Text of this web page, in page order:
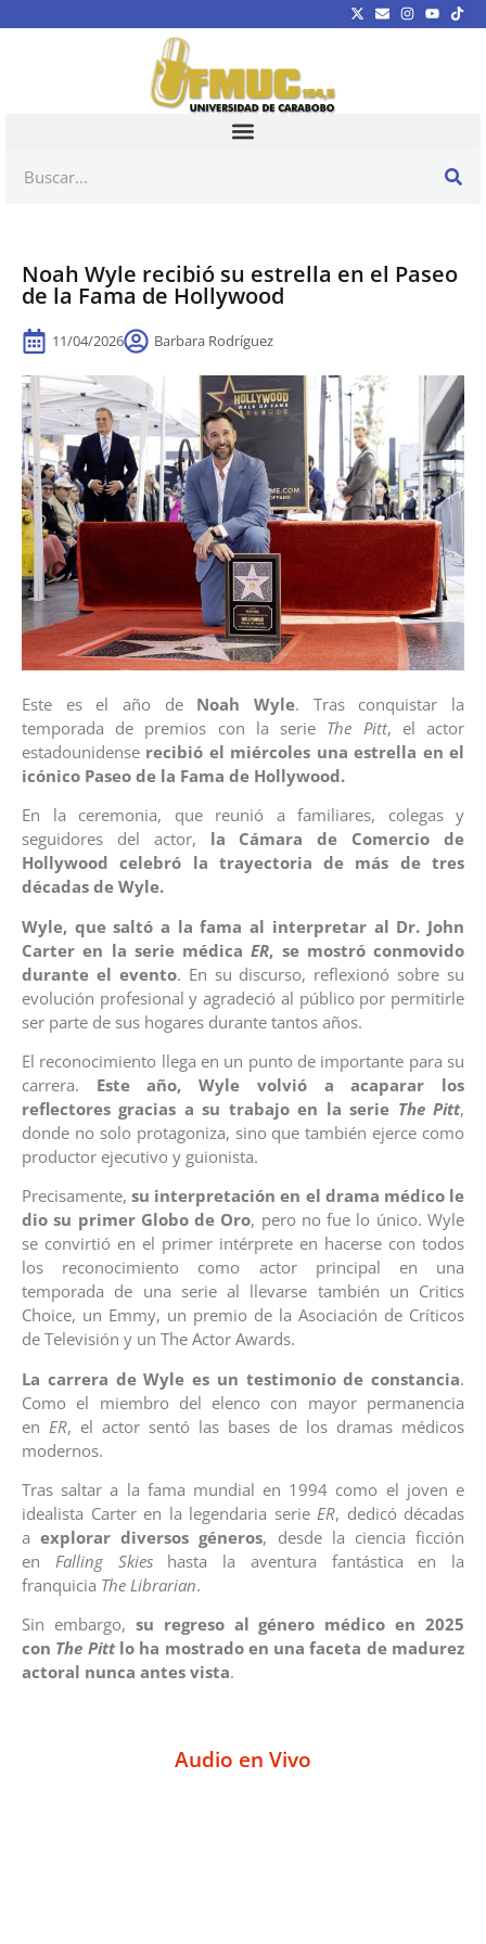
Noah Wyle recibió su estrella en el Paseo
de la Fama de Hollywood
11/04/2026 Barbara Rodríguez
Este es el año de Noah Wyle. Tras conquistar la
temporada de premios con la serie The Pitt, el actor
estadounidense recibió el miércoles una estrella en el
icónico Paseo de la Fama de Hollywood.
En la ceremonia, que reunió a familiares, colegas y
seguidores del actor, la Cámara de Comercio de
Hollywood celebró la trayectoria de más de tres
décadas de Wyle.
Wyle, que saltó a la fama al interpretar al Dr. John
Carter en la serie médicaER, se mostró conmovido
durante el evento. En su discurso, reflexionó sobre su
evolución profesional y agradeció al público por permitirle
ser parte de sus hogares durante tantos años.
El reconocimiento llega en un punto de importante para su
carrera. Este año, Wyle volvió a acaparar los
reflectores gracias a su trabajo en la serie The Pitt,
donde no solo protagoniza, sino que también ejerce como
productor ejecutivo y guionista.
Precisamente, su interpretación en el drama médico le
dio su primer Globo de Oro, pero no fue lo único. Wyle
se convirtió en el primer intérprete en hacerse con todos
los reconocimiento como actor principal en una
temporada de una serie al llevarse también un Critics
Choice, un Emmy, un premio de la Asociación de Críticos
de Televisión y un The Actor Awards.
La carrera de Wyle es un testimonio de constancia.
Como el miembro del elenco con mayor permanencia
en ER, el actor sentó las bases de los dramas médicos
modernos.
Tras saltar a la fama mundial en 1994 como el joven e
idealista Carter en la legendaria serie ER, dedicó décadas
a explorar diversos géneros, desde la ciencia ficción
en Falling Skieshasta la aventura fantástica en la
franquicia The Librarian.
Sin embargo, su regreso al género médico en 2025
con The Pittlo ha mostrado en una faceta de madurez
actoral nunca antes vista.
Audio en Vivo